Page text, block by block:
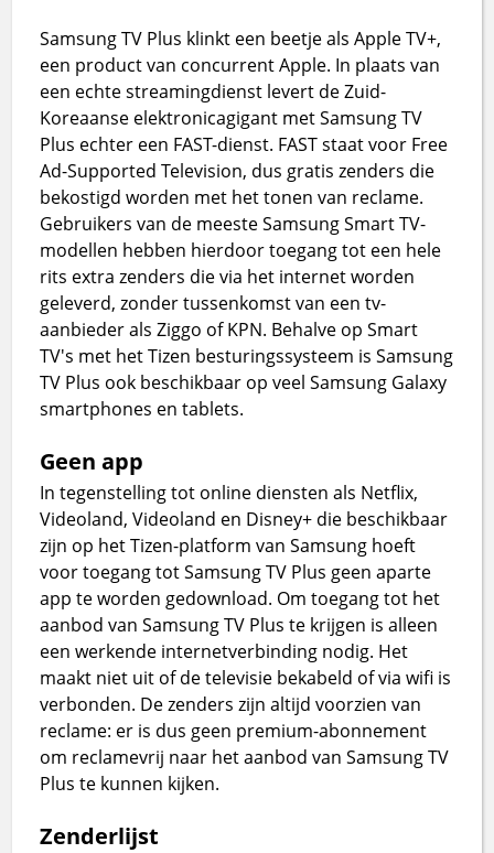
Samsung TV Plus klinkt een beetje als Apple TV+,
een product van concurrent Apple. In plaats van
een echte streamingdienst levert de Zuid-
Koreaanse elektronicagigant met Samsung TV
Plus echter een FAST-dienst. FAST staat voor Free
Ad-Supported Television, dus gratis zenders die
bekostigd worden met het tonen van reclame.
Gebruikers van de meeste Samsung Smart TV-
modellen hebben hierdoor toegang tot een hele
rits extra zenders die via het internet worden
geleverd, zonder tussenkomst van een tv-
aanbieder als Ziggo of KPN. Behalve op Smart
TV's met het Tizen besturingssysteem is Samsung
TV Plus ook beschikbaar op veel Samsung Galaxy
smartphones en tablets.
Geen app
In tegenstelling tot online diensten als Netflix,
Videoland, Videoland en Disney+ die beschikbaar
zijn op het Tizen-platform van Samsung hoeft
voor toegang tot Samsung TV Plus geen aparte
app te worden gedownload. Om toegang tot het
aanbod van Samsung TV Plus te krijgen is alleen
een werkende internetverbinding nodig. Het
maakt niet uit of de televisie bekabeld of via wifi is
verbonden. De zenders zijn altijd voorzien van
reclame: er is dus geen premium-abonnement
om reclamevrij naar het aanbod van Samsung TV
Plus te kunnen kijken.
Zenderlijst